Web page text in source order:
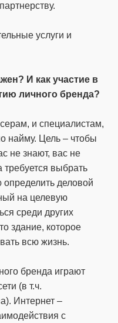
услуги и
И как участие в
личного бренда?
и специалистам,
найму. Цель – чтобы
не знают, вас не
требуется выбрать
деловой
на целевую
среди других
здание, которое
всю жизнь.
бренда играют
(в т.ч.
Интернет –
с